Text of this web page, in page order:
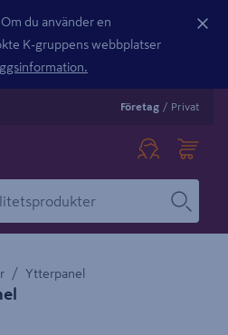
du använder en
K-gruppens webbplatser
Företag / Privat
Ytterpanel